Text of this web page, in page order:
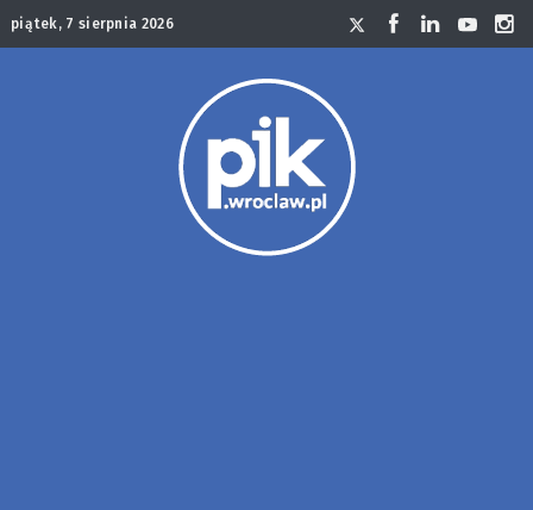
piątek, 7 sierpnia 2026